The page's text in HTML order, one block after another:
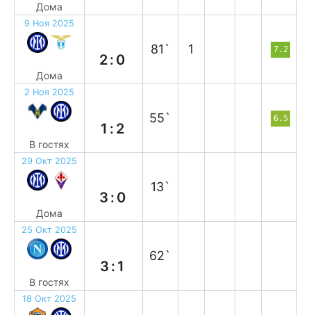
Дома
9 Ноя 2025
Дома
2:0
81` 1 7.2
2 Ноя 2025
В гостях
1:2
55` 6.5
29 Окт 2025
Дома
3:0
13`
25 Окт 2025
В гостях
3:1
62`
18 Окт 2025